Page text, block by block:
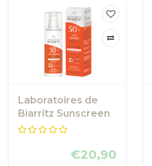
Laboratoires de
Biarritz Sunscreen
Lotion SPF30
€20,90